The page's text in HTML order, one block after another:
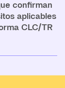
confirman
aplicables
CLC/TR